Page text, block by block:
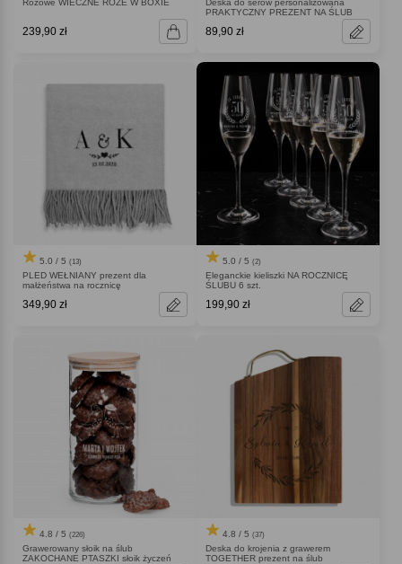
Różowe WIECZNE RÓŻE W BOXIE
239,90 zł
Deska do serów personalizowana
PRAKTYCZNY PREZENT NA ŚLUB
89,90 zł
5.0 / 5 (13)
PLED WEŁNIANY prezent dla
małżeństwa na rocznicę
349,90 zł
5.0 / 5 (2)
Eleganckie kieliszki NA ROCZNICĘ
ŚLUBU 6 szt.
199,90 zł
4.8 / 5 (226)
Grawerowany słoik na ślub
ZAKOCHANE PTASZKI słoik życzeń
4.8 / 5 (37)
Deska do krojenia z grawerem
TOGETHER prezent na ślub